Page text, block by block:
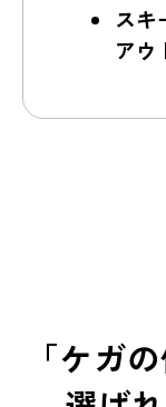
スキ
アウ
「ケガ